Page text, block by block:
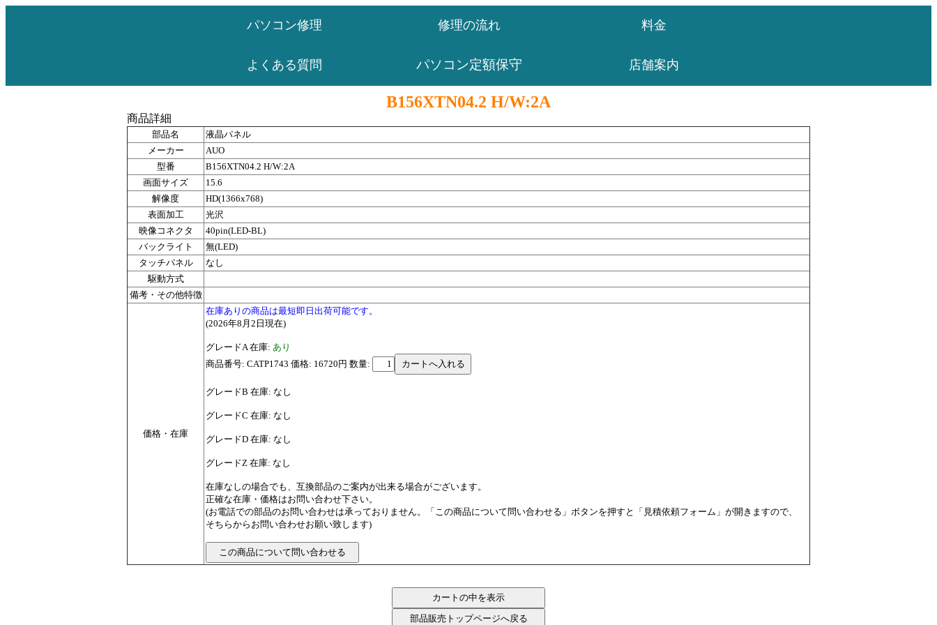
パソコン修理 修理の流れ 料金
よくある質問 パソコン定額保守 店舗案内
B156XTN04.2 H/W:2A
商品詳細
部品名
液晶パネル
メーカー
AUO
型番
B156XTN04.2 H/W:2A
画面サイズ
15.6
解像度
HD(1366x768)
表面加工
光沢
映像コネクタ
40pin(LED-BL)
バックライト
無(LED)
タッチパネル
なし
駆動方式
備考・その他特徴
価格・在庫
在庫ありの商品は最短即日出荷可能です。
(2026年8月2日現在)
グレードA 在庫: あり
商品番号: CATP1743 価格: 16720円 数量:
グレードB 在庫: なし
グレードC 在庫: なし
グレードD 在庫: なし
グレードZ 在庫: なし
在庫なしの場合でも、互換部品のご案内が出来る場合がございます。
正確な在庫・価格はお問い合わせ下さい。
(お電話での部品のお問い合わせは承っておりません。「この商品について問い合わせる」ボタンを押すと「見積依頼フォーム」が開きますので、
そちらからお問い合わせお願い致します)